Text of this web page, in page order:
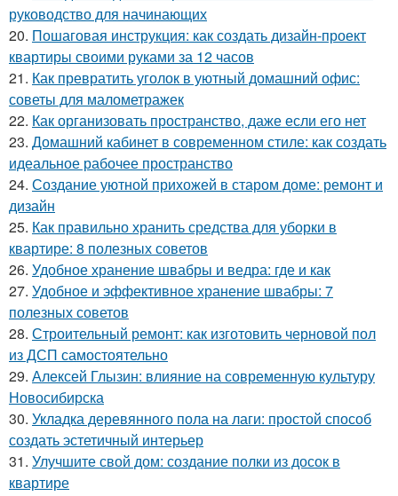
руководство для начинающих
20. Пошаговая инструкция: как создать дизайн-проект
квартиры своими руками за 12 часов
21. Как превратить уголок в уютный домашний офис:
советы для малометражек
22. Как организовать пространство, даже если его нет
23. Домашний кабинет в современном стиле: как создать
идеальное рабочее пространство
24. Создание уютной прихожей в старом доме: ремонт и
дизайн
25. Как правильно хранить средства для уборки в
квартире: 8 полезных советов
26. Удобное хранение швабры и ведра: где и как
27. Удобное и эффективное хранение швабры: 7
полезных советов
28. Строительный ремонт: как изготовить черновой пол
из ДСП самостоятельно
29. Алексей Глызин: влияние на современную культуру
Новосибирска
30. Укладка деревянного пола на лаги: простой способ
создать эстетичный интерьер
31. Улучшите свой дом: создание полки из досок в
квартире